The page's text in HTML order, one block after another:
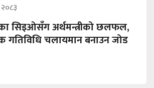
सिइओसँग अर्थमन्त्रीको छलफल,
गतिविधि चलायमान बनाउन जोड